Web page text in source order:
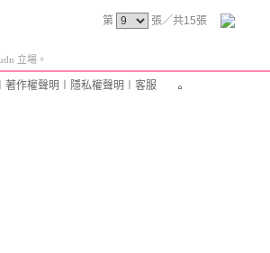
第 張／共15張
立場。
著作權聲明 隱私權聲明 客服